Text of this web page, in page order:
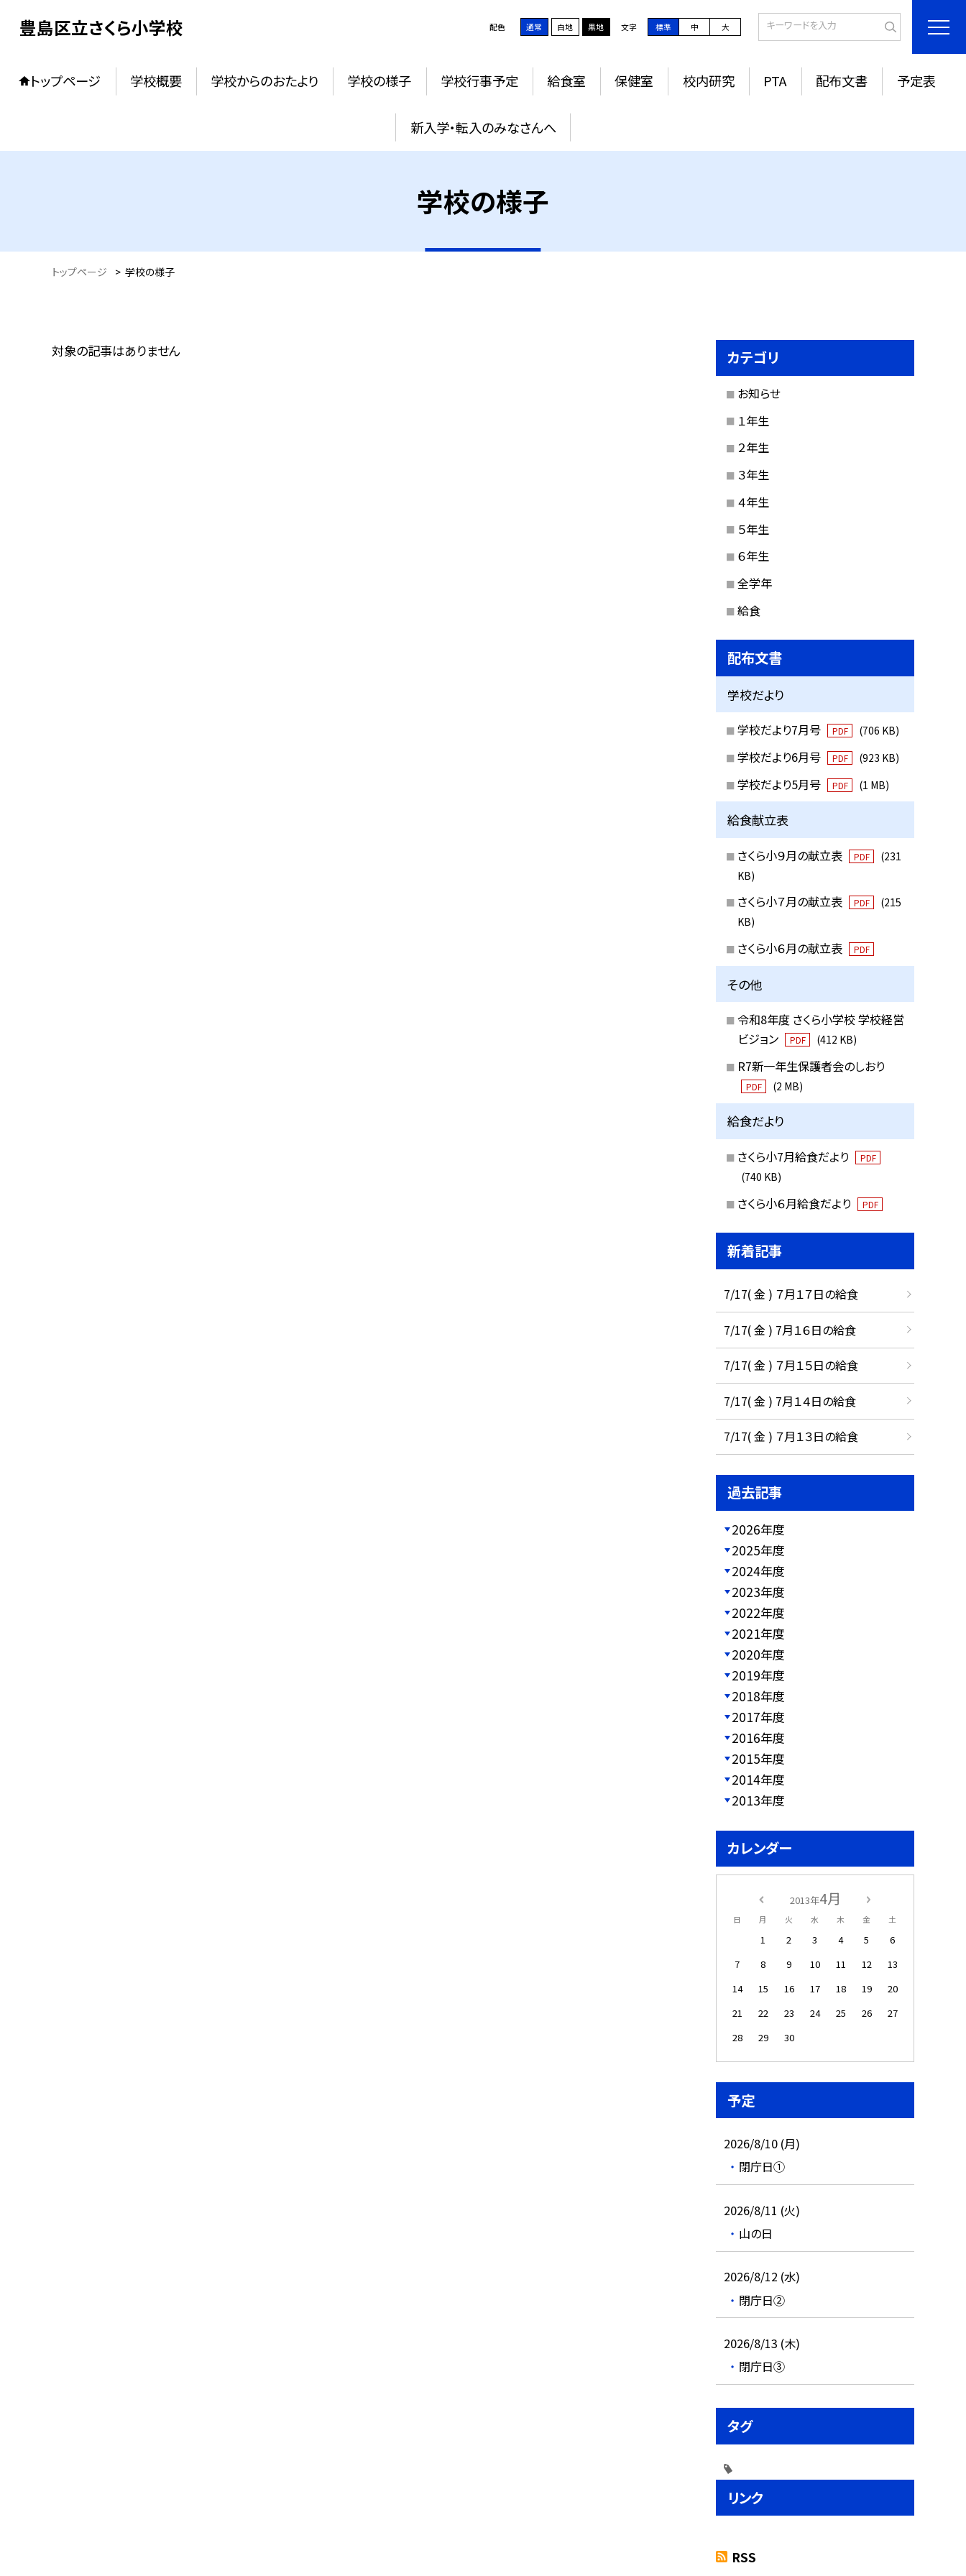
豊島区立さくら小学校 配色 通常 白地 黒地 文字 標準 中 大
トップページ 学校概要 学校からのおたより 学校の様子 学校行事予定 給食室 保健室 校内研究 PTA 配布文書 予定表
新入学・転入のみなさんへ
学校の様子
トップページ > 学校の様子
対象の記事はありません カテゴリ
お知らせ
１年生
２年生
３年生
４年生
５年生
６年生
全学年
給食
配布文書
学校だより
学校だより7月号 PDF (706 KB)
学校だより6月号 PDF (923 KB)
学校だより5月号 PDF (1 MB)
給食献立表
さくら小９月の献立表 PDF
(231
KB)
さくら小７月の献立表 PDF
(215
KB)
さくら小６月の献立表 PDF
その他
令和8年度 さくら小学校 学校経営
ビジョン
PDF (412 KB)
R7新一年生保護者会のしおり
PDF (2 MB)
給食だより
さくら小7月給食だより PDF
(740 KB)
さくら小６月給食だより PDF
新着記事
7/17( 金 ) ７月１７日の給食
7/17( 金 ) 7月１６日の給食
7/17( 金 ) ７月１５日の給食
7/17( 金 ) 7月１４日の給食
7/17( 金 ) ７月１３日の給食
過去記事
2026年度
2025年度
2024年度
2023年度
2022年度
2021年度
2020年度
2019年度
2018年度
2017年度
2016年度
2015年度
2014年度
2013年度
カレンダー
2013年4月
日 月 火 水 木 金 土
1 2 3 4 5
6
7
8 9 10 11 12
13
14
15 16 17 18 19
20
21
22 23 24 25 26
27
28
29 30
予定
2026/8/10 (月)
閉庁日①
2026/8/11 (火)
山の日
2026/8/12 (水)
閉庁日②
2026/8/13 (木)
閉庁日③
タグ
リンク
RSS